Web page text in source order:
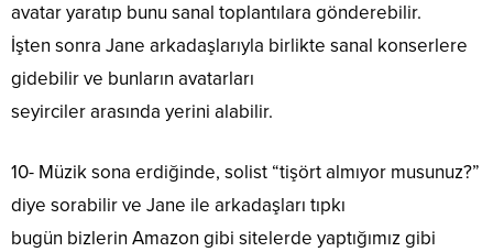
avatar yaratıp bunu sanal toplantılara gönderebilir.
İşten sonra Jane arkadaşlarıyla birlikte sanal konserlere
gidebilir ve bunların avatarları
seyirciler arasında yerini alabilir.
10- Müzik sona erdiğinde, solist “tişört almıyor musunuz?”
diye sorabilir ve Jane ile arkadaşları tıpkı
bugün bizlerin Amazon gibi sitelerde yaptığımız gibi